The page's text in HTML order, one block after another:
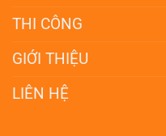
THI CÔNG
GIỚI THIỆU
LIÊN HỆ